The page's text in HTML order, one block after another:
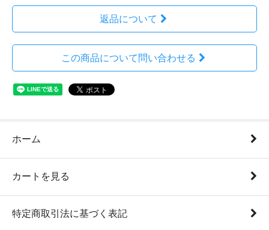
返品について
この商品について問い合わせる
ホーム
カートを見る
特定商取引法に基づく表記